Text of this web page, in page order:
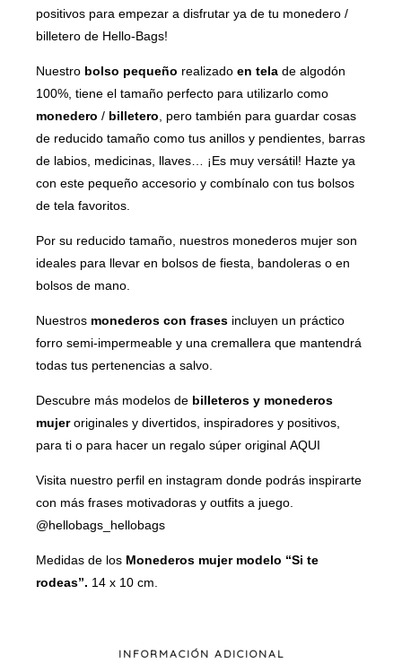
INFORMACIÓN ADICIONAL
positivos para empezar a disfrutar ya de tu monedero /
billetero de Hello-Bags!
Nuestro bolso pequeño realizado en tela de algodón
100%, tiene el tamaño perfecto para utilizarlo como
monedero / billetero, pero también para guardar cosas
de reducido tamaño como tus anillos y pendientes, barras
de labios, medicinas, llaves… ¡Es muy versátil! Hazte ya
con este pequeño accesorio y combínalo con tus bolsos
de tela favoritos.
Por su reducido tamaño, nuestros monederos mujer son
ideales para llevar en bolsos de fiesta, bandoleras o en
bolsos de mano.
Nuestros monederos con frases incluyen un práctico
forro semi-impermeable y una cremallera que mantendrá
todas tus pertenencias a salvo.
Descubre más modelos de billeteros y monederos
mujeroriginales y divertidos, inspiradores y positivos,
para ti o para hacer un regalo súper original AQUI
Visita nuestro perfil en instagram donde podrás inspirarte
con más frases motivadoras y outfits a juego.
@hellobags_hellobags
Medidas de los Monederos mujer modelo “Si te
rodeas”. 14 x 10 cm.